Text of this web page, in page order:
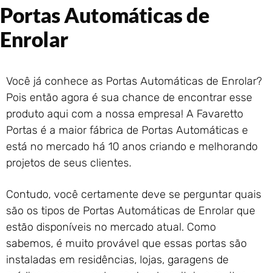
Portão de Garagem de
Enrolar em Queimados – RJ
Enrolar em Paraty – RJ
Portão de Garagem de
Enrolar em Nova Iguaçu – RJ
Portão de Garagem de
RJ
Portas Automáticas de
Enrolar
Você já conhece as Portas Automáticas de Enrolar?
Pois então agora é sua chance de encontrar esse
produto aqui com a nossa empresa! A Favaretto
Portas é a maior fábrica de Portas Automáticas e
está no mercado há 10 anos criando e melhorando
projetos de seus clientes.
Contudo, você certamente deve se perguntar quais
são os tipos de Portas Automáticas de Enrolar que
estão disponíveis no mercado atual. Como
sabemos, é muito provável que essas portas são
instaladas em residências, lojas, garagens de